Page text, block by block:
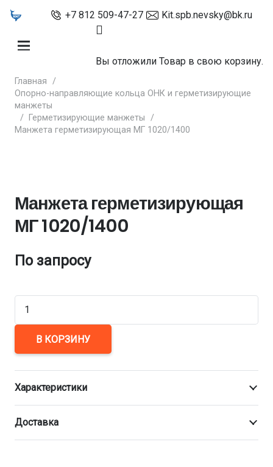
+7 812 509-47-27 Kit.spb.nevsky@bk.ru
Вы отложилиТовар в свою корзину.
Главная /
Опорно-направляющие кольца ОНК и герметизирующие
манжеты
/
Герметизирующие манжеты /
Манжета герметизирующая МГ 1020/1400
Манжета герметизирующая
МГ 1020/1400
По запросу
Количество
Манжета
герметизирующая
МГ
1020/1400
В КОРЗИНУ
Характеристики
Доставка